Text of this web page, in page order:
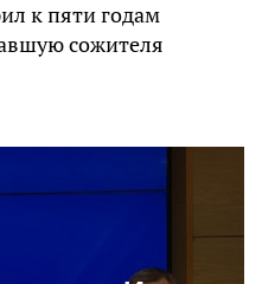
к пяти годам
сожителя